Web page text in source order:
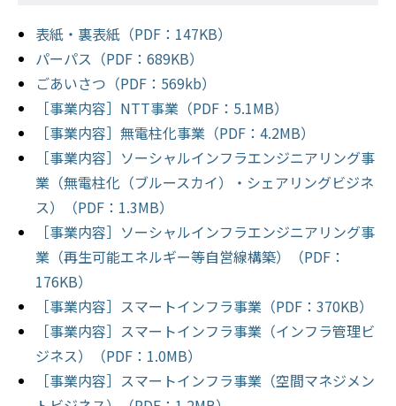
表紙・裏表紙（PDF：147KB）
パーパス（PDF：689KB）
ごあいさつ（PDF：569kb）
［事業内容］NTT事業（PDF：5.1MB）
［事業内容］無電柱化事業（PDF：4.2MB）
［事業内容］ソーシャルインフラエンジニアリング事
業（無電柱化（ブルースカイ）・シェアリングビジネ
ス）（PDF：1.3MB）
［事業内容］ソーシャルインフラエンジニアリング事
業（再生可能エネルギー等自営線構築）（PDF：
176KB）
［事業内容］スマートインフラ事業（PDF：370KB）
［事業内容］スマートインフラ事業（インフラ管理ビ
ジネス）（PDF：1.0MB）
［事業内容］スマートインフラ事業（空間マネジメン